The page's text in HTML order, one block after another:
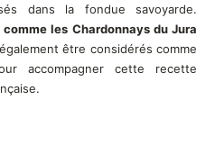
dans la fondue savoyarde.
les Chardonnays du Jura
être considérés comme
accompagner cette recette